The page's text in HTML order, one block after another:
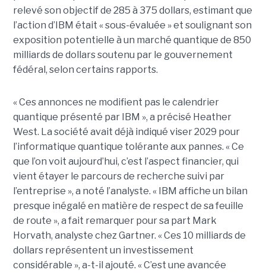
relevé son objectif de 285 à 375 dollars, estimant que
l’action d’IBM était « sous-évaluée » et soulignant son
exposition potentielle à un marché quantique de 850
milliards de dollars soutenu par le gouvernement
fédéral, selon certains rapports.
« Ces annonces ne modifient pas le calendrier
quantique présenté par IBM », a précisé Heather
West. La société avait déjà indiqué viser 2029 pour
l’informatique quantique tolérante aux pannes. « Ce
que l’on voit aujourd’hui, c’est l’aspect financier, qui
vient étayer le parcours de recherche suivi par
l’entreprise », a noté l’analyste. « IBM affiche un bilan
presque inégalé en matière de respect de sa feuille
de route », a fait remarquer pour sa part Mark
Horvath, analyste chez Gartner. « Ces 10 milliards de
dollars représentent un investissement
considérable », a-t-il ajouté. « C’est une avancée